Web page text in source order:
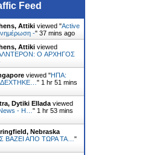
Feed
Attiki viewed "Active
-" 37 mins ago
Attiki viewed
O ΑΡΧΗΓΟΣ
viewed "ΗΠΑ:
" 1 hr 51 mins
Dytiki Ellada viewed
- Η… " 1 hr 53 mins
Nebraska
ΑΠΟ ΤΩΡΑ ΤΑ… "